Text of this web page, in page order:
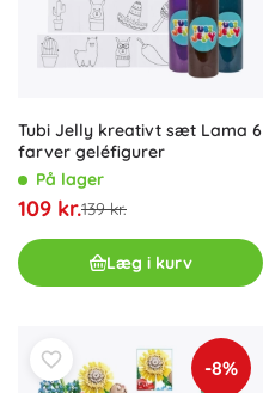
Tubi Jelly kreativt sæt Lama 6
farver geléfigurer
På lager
109 kr.139 kr.
Læg i kurv
-8%